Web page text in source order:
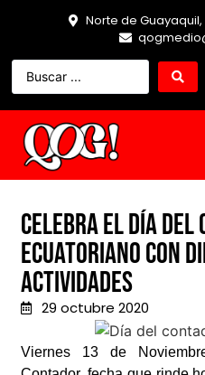
Norte de
Celebra el Día del
Ecuatoriano con
actividades
29 octubre 2020
Viernes 13 de